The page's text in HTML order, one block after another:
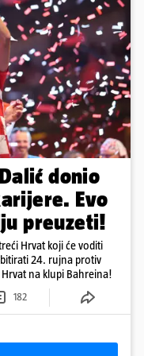
donio
Evo
preuzeti!
Hrvat koji će voditi
24. rujna protiv
na klupi Bahreina!
182